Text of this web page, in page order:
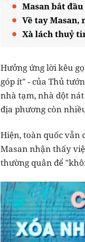
Masan bắt
Về tay Masan,
Xà lách thuỷ
Hưởng ứng lời kêu
góp ít" - của Thủ
nhà tạm, nhà dột
địa phương còn
Hiện, toàn quốc vẫn
Masan nhận thấy
thường quân để